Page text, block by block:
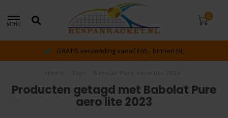
MENU
0
GRATIS verzending vanaf €65,- binnen NL
Producten getagd met Babolat Pure
aero lite 2023